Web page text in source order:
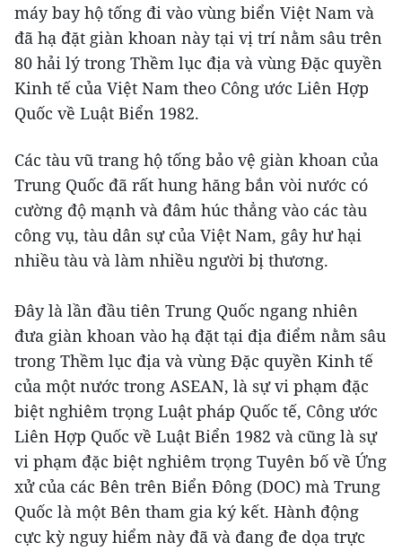
máy bay hộ tống đi vào vùng biển Việt Nam và
đã hạ đặt giàn khoan này tại vị trí nằm sâu trên
80 hải lý trong Thềm lục địa và vùng Đặc quyền
Kinh tế của Việt Nam theo Công ước Liên Hợp
Quốc về Luật Biển 1982.
Các tàu vũ trang hộ tống bảo vệ giàn khoan của
Trung Quốc đã rất hung hăng bắn vòi nước có
cường độ mạnh và đâm húc thẳng vào các tàu
công vụ, tàu dân sự của Việt Nam, gây hư hại
nhiều tàu và làm nhiều người bị thương.
Đây là lần đầu tiên Trung Quốc ngang nhiên
đưa giàn khoan vào hạ đặt tại địa điểm nằm sâu
trong Thềm lục địa và vùng Đặc quyền Kinh tế
của một nước trong ASEAN, là sự vi phạm đặc
biệt nghiêm trọng Luật pháp Quốc tế, Công ước
Liên Hợp Quốc về Luật Biển 1982 và cũng là sự
vi phạm đặc biệt nghiêm trọng Tuyên bố về Ứng
xử của các Bên trên Biển Đông (DOC) mà Trung
Quốc là một Bên tham gia ký kết. Hành động
cực kỳ nguy hiểm này đã và đang đe dọa trực